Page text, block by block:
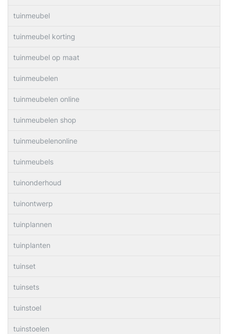
tuinmeubel
tuinmeubel korting
tuinmeubel op maat
tuinmeubelen
tuinmeubelen online
tuinmeubelen shop
tuinmeubelenonline
tuinmeubels
tuinonderhoud
tuinontwerp
tuinplannen
tuinplanten
tuinset
tuinsets
tuinstoel
tuinstoelen